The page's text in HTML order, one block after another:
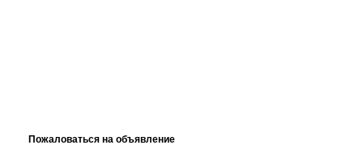
Пожаловаться на объявление